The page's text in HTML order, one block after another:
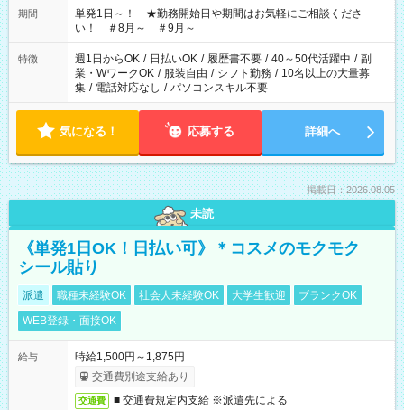
期間
単発1日～！ ★勤務開始日や期間はお気軽にご相談くださ
い！ ＃8月～ ＃9月～
特徴 週1日からOK / 日払いOK / 履歴書不要 / 40～50代活躍中 / 副
業・WワークOK / 服装自由 / シフト勤務 / 10名以上の大量募
集 / 電話対応なし / パソコンスキル不要
気になる！ 応募する 詳細へ
掲載日：2026.08.05
未読
《単発1日OK！日払い可》＊コスメのモクモク
シール貼り
派遣 職種未経験OK 社会人未経験OK 大学生歓迎
ブランクOK
WEB登録・面接OK
給与
時給1,500円～1,875円
交通費別途支給あり
交通費 ■ 交通費規定内支給 ※派遣先による